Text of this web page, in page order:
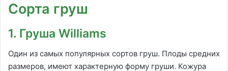
Сорта груш
1. Груша Williams
Один из самых популярных сортов груш. Плоды средних
размеров, имеют характерную форму груши. Кожура